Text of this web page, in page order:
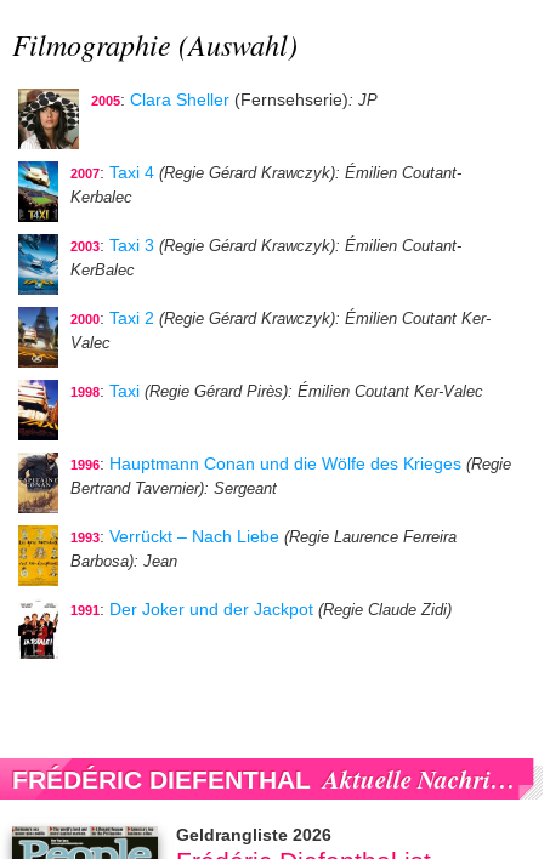
Filmographie (Auswahl)
2005: Clara Sheller (Fernsehserie): JP
2007: Taxi 4 (Regie Gérard Krawczyk): Émilien Coutant-
Kerbalec
2003: Taxi 3 (Regie Gérard Krawczyk): Émilien Coutant-
KerBalec
2000: Taxi 2 (Regie Gérard Krawczyk): Émilien Coutant Ker-
Valec
1998: Taxi (Regie Gérard Pirès): Émilien Coutant Ker-Valec
1996: Hauptmann Conan und die Wölfe des Krieges (Regie
Bertrand Tavernier): Sergeant
1993: Verrückt – Nach Liebe (Regie Laurence Ferreira
Barbosa): Jean
1991: Der Joker und der Jackpot (Regie Claude Zidi)
FRÉDÉRIC DIEFENTHAL Aktuelle Nachrichten
Geldrangliste 2026